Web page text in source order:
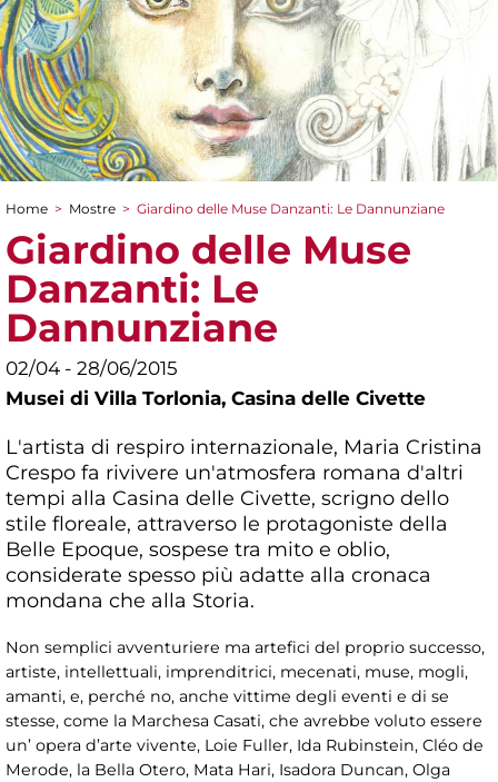
Tu sei qui
Home > Mostre > Giardino delle Muse Danzanti: Le Dannunziane
Giardino delle Muse
Danzanti: Le
Dannunziane
02/04 - 28/06/2015
Musei di Villa Torlonia, Casina delle Civette
L'artista di respiro internazionale, Maria Cristina
Crespo fa rivivere un'atmosfera romana d'altri
tempi alla Casina delle Civette, scrigno dello
stile floreale, attraverso le protagoniste della
Belle Epoque, sospese tra mito e oblio,
considerate spesso più adatte alla cronaca
mondana che alla Storia.
Non semplici avventuriere ma artefici del proprio successo,
artiste, intellettuali, imprenditrici, mecenati, muse, mogli,
amanti, e, perché no, anche vittime degli eventi e di se
stesse, come la Marchesa Casati, che avrebbe voluto essere
un’ opera d’arte vivente, Loie Fuller, Ida Rubinstein, Cléo de
Merode, la Bella Otero, Mata Hari, Isadora Duncan, Olga